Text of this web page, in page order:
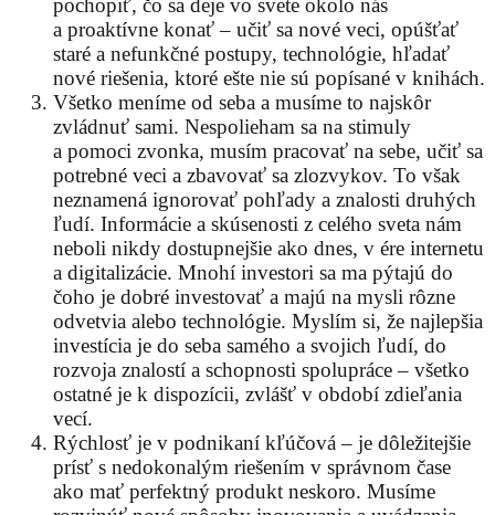
a proaktívne konať – učiť sa nové veci, opúšťať
staré a nefunkčné postupy, technológie, hľadať
nové riešenia, ktoré ešte nie sú popísané v knihách.
Všetko meníme od seba a musíme to najskôr
zvládnuť sami. Nespolieham sa na stimuly
a pomoci zvonka, musím pracovať na sebe, učiť sa
potrebné veci a zbavovať sa zlozvykov. To však
neznamená ignorovať pohľady a znalosti druhých
ľudí. Informácie a skúsenosti z celého sveta nám
neboli nikdy dostupnejšie ako dnes, v ére internetu
a digitalizácie. Mnohí investori sa ma pýtajú do
čoho je dobré investovať a majú na mysli rôzne
odvetvia alebo technológie. Myslím si, že najlepšia
investícia je do seba samého a svojich ľudí, do
rozvoja znalostí a schopnosti spolupráce – všetko
ostatné je k dispozícii, zvlášť v období zdieľania
vecí.
Rýchlosť je v podnikaní kľúčová – je dôležitejšie
prísť s nedokonalým riešením v správnom čase
ako mať perfektný produkt neskoro. Musíme